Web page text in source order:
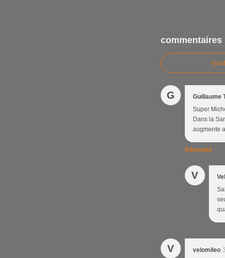
commentaires
G
Guillaume
Super
Dans la
augmente
Répondre
V
V velomileo